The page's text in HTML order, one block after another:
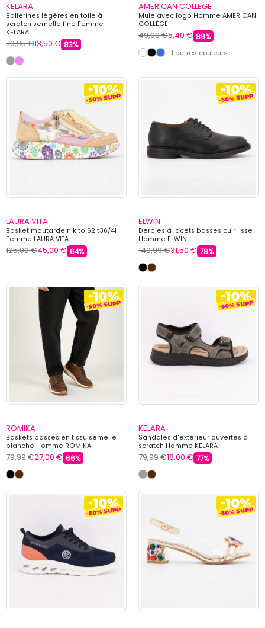
KELARA
Ballerines légères en toile à
scratch semelle fine Femme
KELARA
79,95 €13,50 € 83%
AMERICAN COLLEGE
Mule avec logo Homme AMERICAN
COLLEGE
49,99 €5,40 € 89%
+ 1 autres couleurs
LAURA VITA
Basket moutarde nikito 62 t36/41
Femme LAURA VITA
125,00 €45,00 € 64%
ELWIN
Derbies à lacets basses cuir lisse
Homme ELWIN
149,99 €31,50 € 78%
ROMIKA
Baskets basses en tissu semelle
blanche Homme ROMIKA
79,99 €27,00 € 66%
KELARA
Sandales d'extérieur ouvertes à
scratch Homme KELARA
79,99 €18,00 € 77%